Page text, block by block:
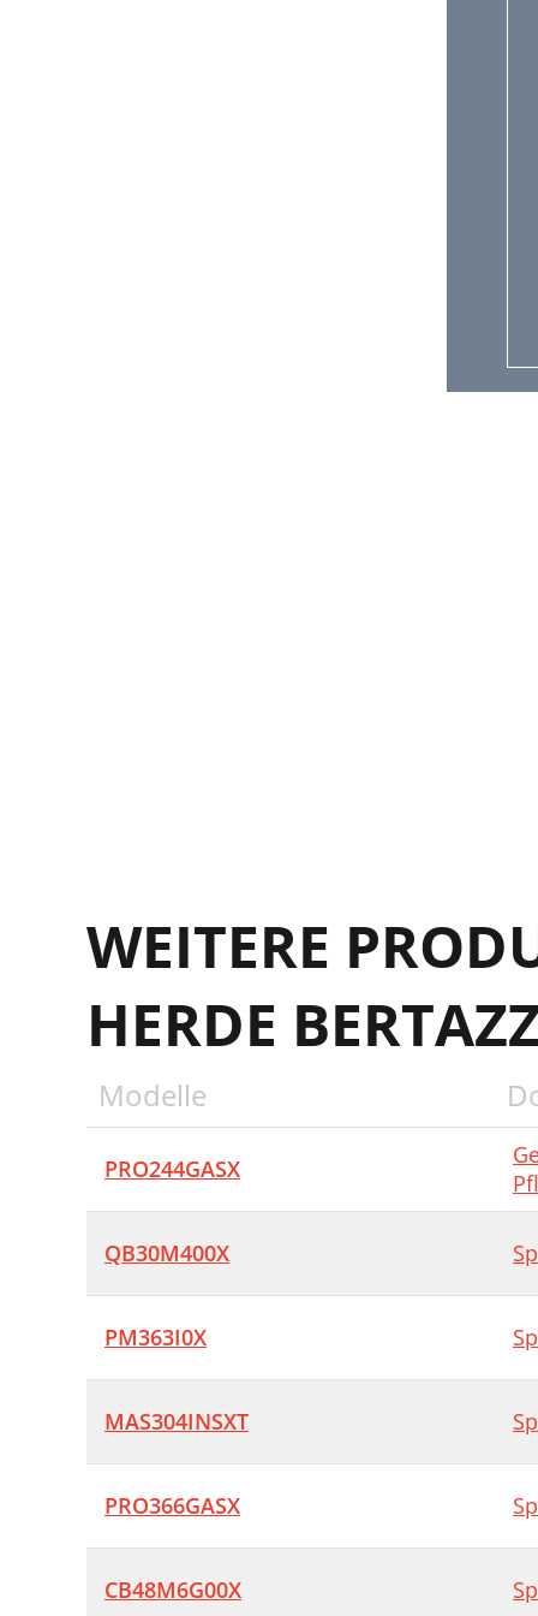
WEITERE
HERDE
Modelle
PRO244GASX
QB30M400X
PM363I0X
MAS304INSXT
PRO366GASX
CB48M6G00X